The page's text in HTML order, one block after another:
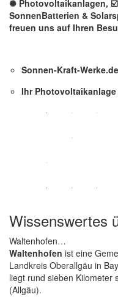
✺ Photovoltaikanlagen,
SonnenBatterien &
freuen uns auf Ihren
Sonnen-Kraft-Werke.de
Ihr Photovoltaikanlage
Wissenswertes
Waltenhofen…
Waltenhofen ist eine
Landkreis Oberallgäu in
liegt rund sieben Kilometer
(Allgäu).